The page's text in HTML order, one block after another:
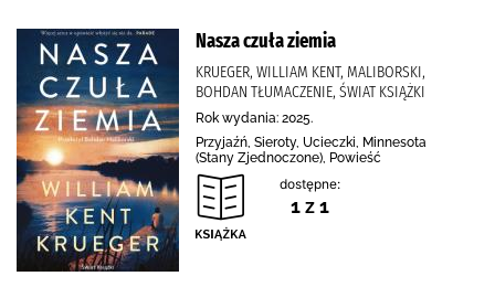
Nasza czuła ziemia
KRUEGER, WILLIAM KENT, MALIBORSKI,
BOHDAN TŁUMACZENIE, ŚWIAT KSIĄŻKI
Rok wydania: 2025.
Przyjaźń, Sieroty, Ucieczki, Minnesota
(Stany Zjednoczone), Powieść
dostępne:
1 z 1